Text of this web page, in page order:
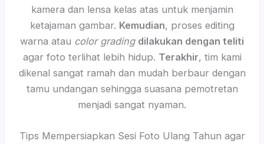
kamera dan lensa kelas atas untuk menjamin
ketajaman gambar. Kemudian, proses editing
warna atau color grading dilakukan dengan teliti
agar foto terlihat lebih hidup. Terakhir, tim kami
dikenal sangat ramah dan mudah berbaur dengan
tamu undangan sehingga suasana pemotretan
menjadi sangat nyaman.
Tips Mempersiapkan Sesi Foto Ulang Tahun agar